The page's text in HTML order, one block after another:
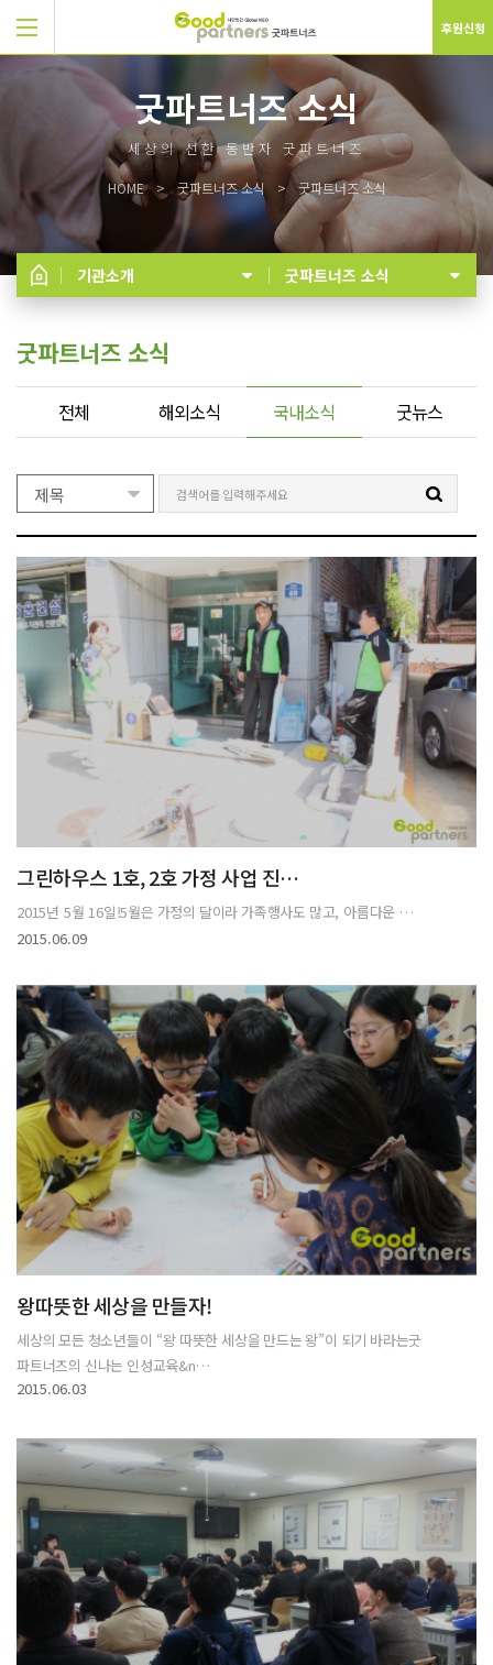
후원신청
굿파트너즈 소식
세상의 선한 동반자 굿파트너즈
HOME 굿파트너즈 소식 굿파트너즈 소식
기관소개 굿파트너즈 소식
굿파트너즈 소식
전체 해외소식 국내소식 굿뉴스
그린하우스 1호, 2호 가정 사업 진…
2015년 5월 16일!5월은 가정의 달이라 가족행사도 많고, 아름다운 …
2015.06.09
왕따뜻한 세상을 만들자!
세상의 모든 청소년들이 “왕 따뜻한 세상을 만드는 왕”이 되기 바라는굿
파트너즈의 신나는 인성교육&n…
2015.06.03